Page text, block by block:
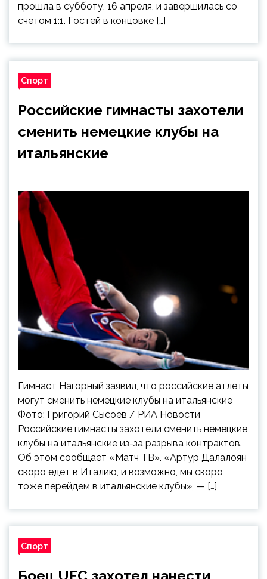
прошла в субботу, 16 апреля, и завершилась со
счетом 1:1. Гостей в концовке […]
Спорт
Российские гимнасты захотели
сменить немецкие клубы на
итальянские
Гимнаст Нагорный заявил, что российские атлеты
могут сменить немецкие клубы на итальянские
Фото: Григорий Сысоев / РИА Новости
Российские гимнасты захотели сменить немецкие
клубы на итальянские из-за разрыва контрактов.
Об этом сообщает «Матч ТВ». «Артур Далалоян
скоро едет в Италию, и возможно, мы скоро
тоже перейдем в итальянские клубы», — […]
Спорт